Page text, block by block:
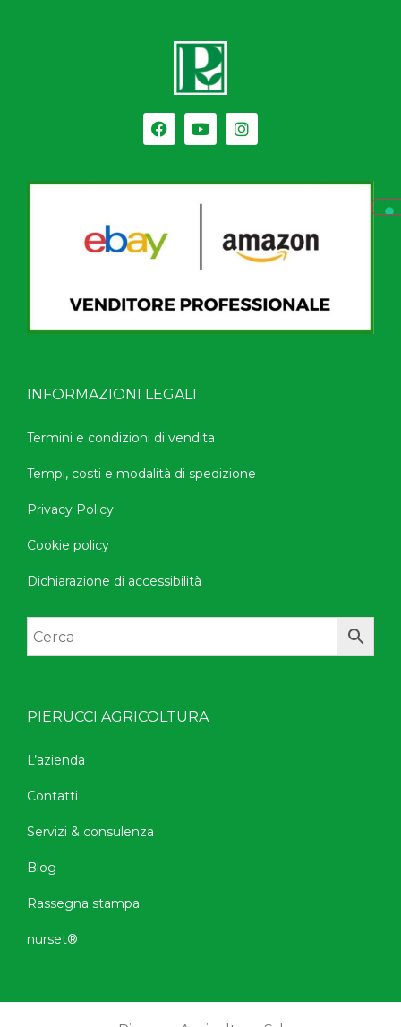
INFORMAZIONI LEGALI
Termini e condizioni di vendita
Tempi, costi e modalità di spedizione
Privacy Policy
Cookie policy
Dichiarazione di accessibilità
PIERUCCI AGRICOLTURA
L’azienda
Contatti
Servizi & consulenza
Blog
Rassegna stampa
nurset®